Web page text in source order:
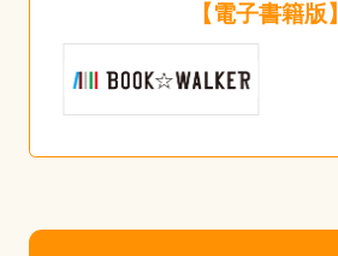
【電子書籍版】